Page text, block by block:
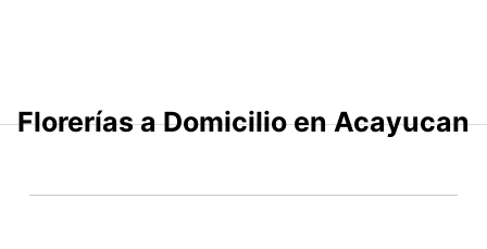
Florerías a Domicilio en Acayucan